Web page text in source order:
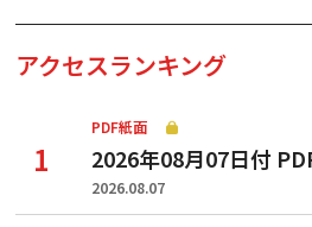
アクセスランキング
PDF紙面
2026年08月07日付
2026.08.07